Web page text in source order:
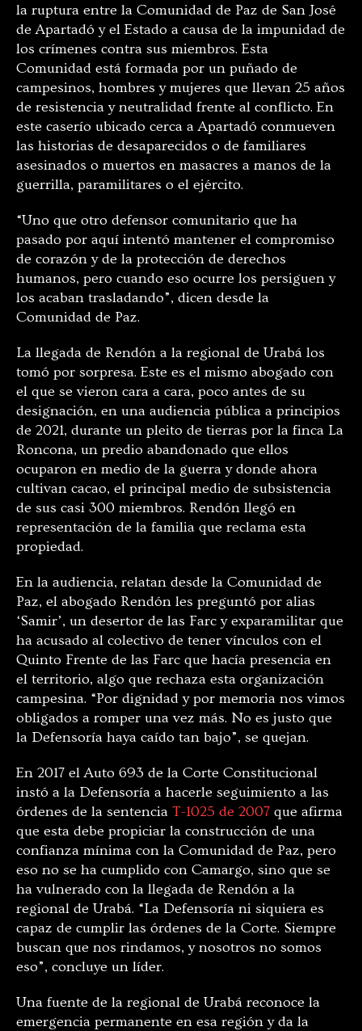
la ruptura entre la Comunidad de Paz de San José
de Apartadó y el Estado a causa de la impunidad de
los crímenes contra sus miembros. Esta
Comunidad está formada por un puñado de
campesinos, hombres y mujeres que llevan 25 años
de resistencia y neutralidad frente al conflicto. En
este caserío ubicado cerca a Apartadó conmueven
las historias de desaparecidos o de familiares
asesinados o muertos en masacres a manos de la
guerrilla, paramilitares o el ejército.
“Uno que otro defensor comunitario que ha
pasado por aquí intentó mantener el compromiso
de corazón y de la protección de derechos
humanos, pero cuando eso ocurre los persiguen y
los acaban trasladando”, dicen desde la
Comunidad de Paz.
La llegada de Rendón a la regional de Urabá los
tomó por sorpresa. Este es el mismo abogado con
el que se vieron cara a cara, poco antes de su
designación, en una audiencia pública a principios
de 2021, durante un pleito de tierras por la finca La
Roncona, un predio abandonado que ellos
ocuparon en medio de la guerra y donde ahora
cultivan cacao, el principal medio de subsistencia
de sus casi 300 miembros. Rendón llegó en
representación de la familia que reclama esta
propiedad.
En la audiencia, relatan desde la Comunidad de
Paz, el abogado Rendón les preguntó por alias
‘Samir’, un desertor de las Farc y exparamilitar que
ha acusado al colectivo de tener vínculos con el
Quinto Frente de las Farc que hacía presencia en
el territorio, algo que rechaza esta organización
campesina. “Por dignidad y por memoria nos vimos
obligados a romper una vez más. No es justo que
la Defensoría haya caído tan bajo”, se quejan.
En 2017 el Auto 693 de la Corte Constitucional
instó a la Defensoría a hacerle seguimiento a las
órdenes de la sentencia T-1025 de 2007 que afirma
que esta debe propiciar la construcción de una
confianza mínima con la Comunidad de Paz, pero
eso no se ha cumplido con Camargo, sino que se
ha vulnerado con la llegada de Rendón a la
regional de Urabá. “La Defensoría ni siquiera es
capaz de cumplir las órdenes de la Corte. Siempre
buscan que nos rindamos, y nosotros no somos
eso”, concluye un líder.
Una fuente de la regional de Urabá reconoce la
emergencia permanente en esa región y da la